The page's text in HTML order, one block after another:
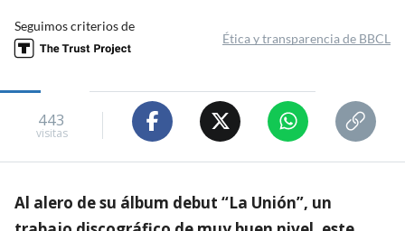
Seguimos criterios de
Ética y transparencia de BBCL
443
visitas
Al alero de su álbum debut “La Unión”, un